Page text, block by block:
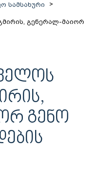
სამსახური
>
გენერალ-მაიორ
ᲒᲔᲜᲝ